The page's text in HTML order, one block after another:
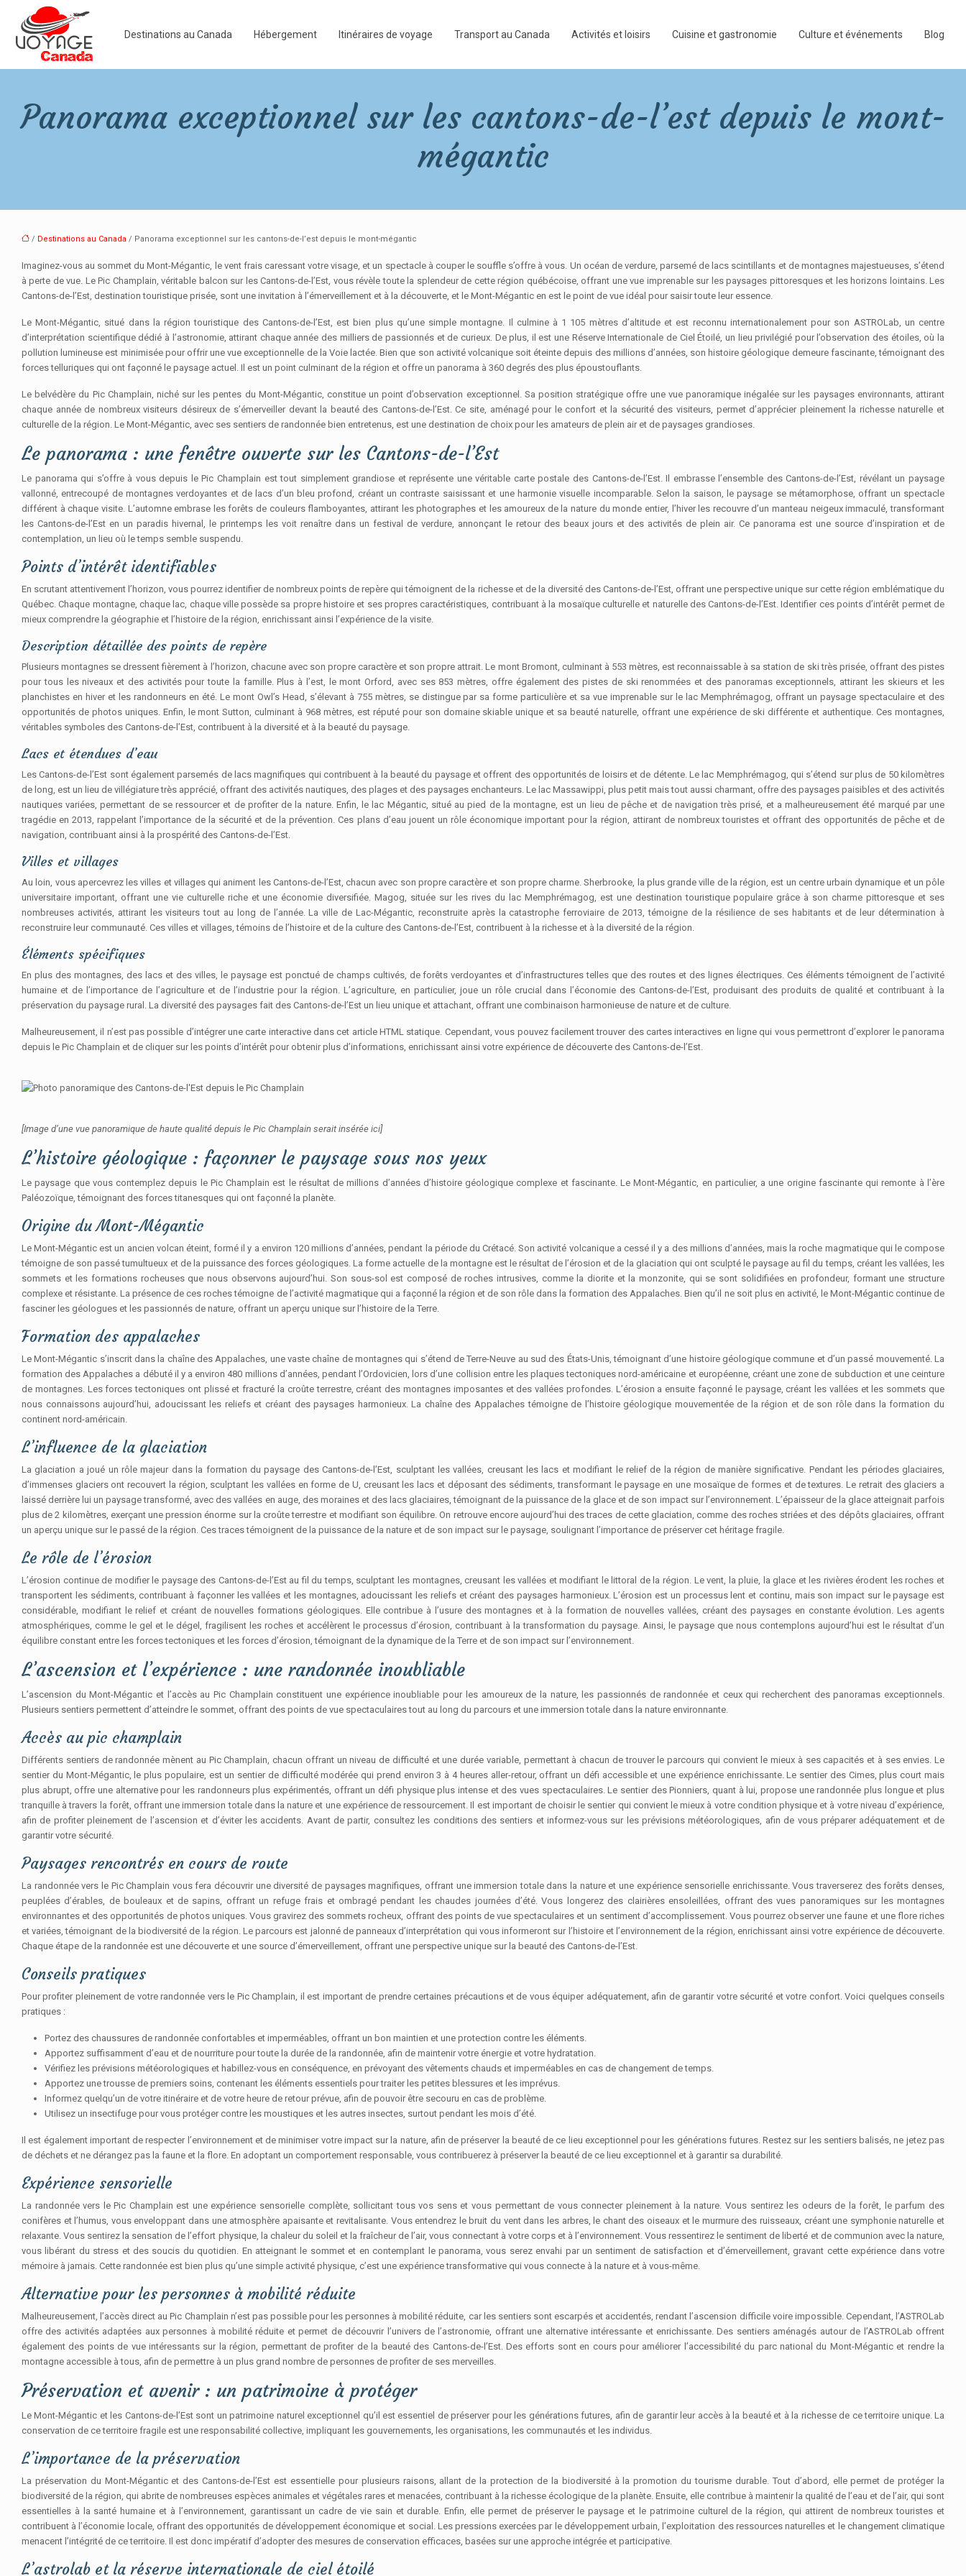
Destinations au Canada Hébergement Itinéraires de voyage Transport au Canada Activités et loisirs Cuisine et gastronomie Culture et événements Blog
Panorama exceptionnel sur les cantons-de-l’est depuis le mont-
mégantic
/ Destinations au Canada / Panorama exceptionnel sur les cantons-de-l’est depuis le mont-mégantic
Imaginez-vous au sommet du Mont-Mégantic, le vent frais caressant votre visage, et un spectacle à couper le souffle s’offre à vous. Un océan de verdure, parsemé de lacs scintillants et de montagnes majestueuses, s’étend
à perte de vue. Le Pic Champlain, véritable balcon sur les Cantons-de-l’Est, vous révèle toute la splendeur de cette région québécoise, offrant une vue imprenable sur les paysages pittoresques et les horizons lointains. Les
Cantons-de-l’Est, destination touristique prisée, sont une invitation à l’émerveillement et à la découverte, et le Mont-Mégantic en est le point de vue idéal pour saisir toute leur essence.
Le Mont-Mégantic, situé dans la région touristique des Cantons-de-l’Est, est bien plus qu’une simple montagne. Il culmine à 1 105 mètres d’altitude et est reconnu internationalement pour son ASTROLab, un centre
d’interprétation scientifique dédié à l’astronomie, attirant chaque année des milliers de passionnés et de curieux. De plus, il est une Réserve Internationale de Ciel Étoilé, un lieu privilégié pour l’observation des étoiles, où la
pollution lumineuse est minimisée pour offrir une vue exceptionnelle de la Voie lactée. Bien que son activité volcanique soit éteinte depuis des millions d’années, son histoire géologique demeure fascinante, témoignant des
forces telluriques qui ont façonné le paysage actuel. Il est un point culminant de la région et offre un panorama à 360 degrés des plus époustouflants.
Le belvédère du Pic Champlain, niché sur les pentes du Mont-Mégantic, constitue un point d’observation exceptionnel. Sa position stratégique offre une vue panoramique inégalée sur les paysages environnants, attirant
chaque année de nombreux visiteurs désireux de s’émerveiller devant la beauté des Cantons-de-l’Est. Ce site, aménagé pour le confort et la sécurité des visiteurs, permet d’apprécier pleinement la richesse naturelle et
culturelle de la région. Le Mont-Mégantic, avec ses sentiers de randonnée bien entretenus, est une destination de choix pour les amateurs de plein air et de paysages grandioses.
Le panorama : une fenêtre ouverte sur les Cantons-de-l’Est
Le panorama qui s’offre à vous depuis le Pic Champlain est tout simplement grandiose et représente une véritable carte postale des Cantons-de-l’Est. Il embrasse l’ensemble des Cantons-de-l’Est, révélant un paysage
vallonné, entrecoupé de montagnes verdoyantes et de lacs d’un bleu profond, créant un contraste saisissant et une harmonie visuelle incomparable. Selon la saison, le paysage se métamorphose, offrant un spectacle
différent à chaque visite. L’automne embrase les forêts de couleurs flamboyantes, attirant les photographes et les amoureux de la nature du monde entier, l’hiver les recouvre d’un manteau neigeux immaculé, transformant
les Cantons-de-l’Est en un paradis hivernal, le printemps les voit renaître dans un festival de verdure, annonçant le retour des beaux jours et des activités de plein air. Ce panorama est une source d’inspiration et de
contemplation, un lieu où le temps semble suspendu.
Points d’intérêt identifiables
En scrutant attentivement l’horizon, vous pourrez identifier de nombreux points de repère qui témoignent de la richesse et de la diversité des Cantons-de-l’Est, offrant une perspective unique sur cette région emblématique du
Québec. Chaque montagne, chaque lac, chaque ville possède sa propre histoire et ses propres caractéristiques, contribuant à la mosaïque culturelle et naturelle des Cantons-de-l’Est. Identifier ces points d’intérêt permet de
mieux comprendre la géographie et l’histoire de la région, enrichissant ainsi l’expérience de la visite.
Description détaillée des points de repère
Plusieurs montagnes se dressent fièrement à l’horizon, chacune avec son propre caractère et son propre attrait. Le mont Bromont, culminant à 553 mètres, est reconnaissable à sa station de ski très prisée, offrant des pistes
pour tous les niveaux et des activités pour toute la famille. Plus à l’est, le mont Orford, avec ses 853 mètres, offre également des pistes de ski renommées et des panoramas exceptionnels, attirant les skieurs et les
planchistes en hiver et les randonneurs en été. Le mont Owl’s Head, s’élevant à 755 mètres, se distingue par sa forme particulière et sa vue imprenable sur le lac Memphrémagog, offrant un paysage spectaculaire et des
opportunités de photos uniques. Enfin, le mont Sutton, culminant à 968 mètres, est réputé pour son domaine skiable unique et sa beauté naturelle, offrant une expérience de ski différente et authentique. Ces montagnes,
véritables symboles des Cantons-de-l’Est, contribuent à la diversité et à la beauté du paysage.
Lacs et étendues d’eau
Les Cantons-de-l’Est sont également parsemés de lacs magnifiques qui contribuent à la beauté du paysage et offrent des opportunités de loisirs et de détente. Le lac Memphrémagog, qui s’étend sur plus de 50 kilomètres
de long, est un lieu de villégiature très apprécié, offrant des activités nautiques, des plages et des paysages enchanteurs. Le lac Massawippi, plus petit mais tout aussi charmant, offre des paysages paisibles et des activités
nautiques variées, permettant de se ressourcer et de profiter de la nature. Enfin, le lac Mégantic, situé au pied de la montagne, est un lieu de pêche et de navigation très prisé, et a malheureusement été marqué par une
tragédie en 2013, rappelant l’importance de la sécurité et de la prévention. Ces plans d’eau jouent un rôle économique important pour la région, attirant de nombreux touristes et offrant des opportunités de pêche et de
navigation, contribuant ainsi à la prospérité des Cantons-de-l’Est.
Villes et villages
Au loin, vous apercevrez les villes et villages qui animent les Cantons-de-l’Est, chacun avec son propre caractère et son propre charme. Sherbrooke, la plus grande ville de la région, est un centre urbain dynamique et un pôle
universitaire important, offrant une vie culturelle riche et une économie diversifiée. Magog, située sur les rives du lac Memphrémagog, est une destination touristique populaire grâce à son charme pittoresque et ses
nombreuses activités, attirant les visiteurs tout au long de l’année. La ville de Lac-Mégantic, reconstruite après la catastrophe ferroviaire de 2013, témoigne de la résilience de ses habitants et de leur détermination à
reconstruire leur communauté. Ces villes et villages, témoins de l’histoire et de la culture des Cantons-de-l’Est, contribuent à la richesse et à la diversité de la région.
Éléments spécifiques
En plus des montagnes, des lacs et des villes, le paysage est ponctué de champs cultivés, de forêts verdoyantes et d’infrastructures telles que des routes et des lignes électriques. Ces éléments témoignent de l’activité
humaine et de l’importance de l’agriculture et de l’industrie pour la région. L’agriculture, en particulier, joue un rôle crucial dans l’économie des Cantons-de-l’Est, produisant des produits de qualité et contribuant à la
préservation du paysage rural. La diversité des paysages fait des Cantons-de-l’Est un lieu unique et attachant, offrant une combinaison harmonieuse de nature et de culture.
Malheureusement, il n’est pas possible d’intégrer une carte interactive dans cet article HTML statique. Cependant, vous pouvez facilement trouver des cartes interactives en ligne qui vous permettront d’explorer le panorama
depuis le Pic Champlain et de cliquer sur les points d’intérêt pour obtenir plus d’informations, enrichissant ainsi votre expérience de découverte des Cantons-de-l’Est.
[Image d’une vue panoramique de haute qualité depuis le Pic Champlain serait insérée ici]
L’histoire géologique : façonner le paysage sous nos yeux
Le paysage que vous contemplez depuis le Pic Champlain est le résultat de millions d’années d’histoire géologique complexe et fascinante. Le Mont-Mégantic, en particulier, a une origine fascinante qui remonte à l’ère
Paléozoïque, témoignant des forces titanesques qui ont façonné la planète.
Origine du Mont-Mégantic
Le Mont-Mégantic est un ancien volcan éteint, formé il y a environ 120 millions d’années, pendant la période du Crétacé. Son activité volcanique a cessé il y a des millions d’années, mais la roche magmatique qui le compose
témoigne de son passé tumultueux et de la puissance des forces géologiques. La forme actuelle de la montagne est le résultat de l’érosion et de la glaciation qui ont sculpté le paysage au fil du temps, créant les vallées, les
sommets et les formations rocheuses que nous observons aujourd’hui. Son sous-sol est composé de roches intrusives, comme la diorite et la monzonite, qui se sont solidifiées en profondeur, formant une structure
complexe et résistante. La présence de ces roches témoigne de l’activité magmatique qui a façonné la région et de son rôle dans la formation des Appalaches. Bien qu’il ne soit plus en activité, le Mont-Mégantic continue de
fasciner les géologues et les passionnés de nature, offrant un aperçu unique sur l’histoire de la Terre.
Formation des appalaches
Le Mont-Mégantic s’inscrit dans la chaîne des Appalaches, une vaste chaîne de montagnes qui s’étend de Terre-Neuve au sud des États-Unis, témoignant d’une histoire géologique commune et d’un passé mouvementé. La
formation des Appalaches a débuté il y a environ 480 millions d’années, pendant l’Ordovicien, lors d’une collision entre les plaques tectoniques nord-américaine et européenne, créant une zone de subduction et une ceinture
de montagnes. Les forces tectoniques ont plissé et fracturé la croûte terrestre, créant des montagnes imposantes et des vallées profondes. L’érosion a ensuite façonné le paysage, créant les vallées et les sommets que
nous connaissons aujourd’hui, adoucissant les reliefs et créant des paysages harmonieux. La chaîne des Appalaches témoigne de l’histoire géologique mouvementée de la région et de son rôle dans la formation du
continent nord-américain.
L’influence de la glaciation
La glaciation a joué un rôle majeur dans la formation du paysage des Cantons-de-l’Est, sculptant les vallées, creusant les lacs et modifiant le relief de la région de manière significative. Pendant les périodes glaciaires,
d’immenses glaciers ont recouvert la région, sculptant les vallées en forme de U, creusant les lacs et déposant des sédiments, transformant le paysage en une mosaïque de formes et de textures. Le retrait des glaciers a
laissé derrière lui un paysage transformé, avec des vallées en auge, des moraines et des lacs glaciaires, témoignant de la puissance de la glace et de son impact sur l’environnement. L’épaisseur de la glace atteignait parfois
plus de 2 kilomètres, exerçant une pression énorme sur la croûte terrestre et modifiant son équilibre. On retrouve encore aujourd’hui des traces de cette glaciation, comme des roches striées et des dépôts glaciaires, offrant
un aperçu unique sur le passé de la région. Ces traces témoignent de la puissance de la nature et de son impact sur le paysage, soulignant l’importance de préserver cet héritage fragile.
Le rôle de l’érosion
L’érosion continue de modifier le paysage des Cantons-de-l’Est au fil du temps, sculptant les montagnes, creusant les vallées et modifiant le littoral de la région. Le vent, la pluie, la glace et les rivières érodent les roches et
transportent les sédiments, contribuant à façonner les vallées et les montagnes, adoucissant les reliefs et créant des paysages harmonieux. L’érosion est un processus lent et continu, mais son impact sur le paysage est
considérable, modifiant le relief et créant de nouvelles formations géologiques. Elle contribue à l’usure des montagnes et à la formation de nouvelles vallées, créant des paysages en constante évolution. Les agents
atmosphériques, comme le gel et le dégel, fragilisent les roches et accélèrent le processus d’érosion, contribuant à la transformation du paysage. Ainsi, le paysage que nous contemplons aujourd’hui est le résultat d’un
équilibre constant entre les forces tectoniques et les forces d’érosion, témoignant de la dynamique de la Terre et de son impact sur l’environnement.
L’ascension et l’expérience : une randonnée inoubliable
L’ascension du Mont-Mégantic et l’accès au Pic Champlain constituent une expérience inoubliable pour les amoureux de la nature, les passionnés de randonnée et ceux qui recherchent des panoramas exceptionnels.
Plusieurs sentiers permettent d’atteindre le sommet, offrant des points de vue spectaculaires tout au long du parcours et une immersion totale dans la nature environnante.
Accès au pic champlain
Différents sentiers de randonnée mènent au Pic Champlain, chacun offrant un niveau de difficulté et une durée variable, permettant à chacun de trouver le parcours qui convient le mieux à ses capacités et à ses envies. Le
sentier du Mont-Mégantic, le plus populaire, est un sentier de difficulté modérée qui prend environ 3 à 4 heures aller-retour, offrant un défi accessible et une expérience enrichissante. Le sentier des Cimes, plus court mais
plus abrupt, offre une alternative pour les randonneurs plus expérimentés, offrant un défi physique plus intense et des vues spectaculaires. Le sentier des Pionniers, quant à lui, propose une randonnée plus longue et plus
tranquille à travers la forêt, offrant une immersion totale dans la nature et une expérience de ressourcement. Il est important de choisir le sentier qui convient le mieux à votre condition physique et à votre niveau d’expérience,
afin de profiter pleinement de l’ascension et d’éviter les accidents. Avant de partir, consultez les conditions des sentiers et informez-vous sur les prévisions météorologiques, afin de vous préparer adéquatement et de
garantir votre sécurité.
Paysages rencontrés en cours de route
La randonnée vers le Pic Champlain vous fera découvrir une diversité de paysages magnifiques, offrant une immersion totale dans la nature et une expérience sensorielle enrichissante. Vous traverserez des forêts denses,
peuplées d’érables, de bouleaux et de sapins, offrant un refuge frais et ombragé pendant les chaudes journées d’été. Vous longerez des clairières ensoleillées, offrant des vues panoramiques sur les montagnes
environnantes et des opportunités de photos uniques. Vous gravirez des sommets rocheux, offrant des points de vue spectaculaires et un sentiment d’accomplissement. Vous pourrez observer une faune et une flore riches
et variées, témoignant de la biodiversité de la région. Le parcours est jalonné de panneaux d’interprétation qui vous informeront sur l’histoire et l’environnement de la région, enrichissant ainsi votre expérience de découverte.
Chaque étape de la randonnée est une découverte et une source d’émerveillement, offrant une perspective unique sur la beauté des Cantons-de-l’Est.
Conseils pratiques
Pour profiter pleinement de votre randonnée vers le Pic Champlain, il est important de prendre certaines précautions et de vous équiper adéquatement, afin de garantir votre sécurité et votre confort. Voici quelques conseils
pratiques :
Portez des chaussures de randonnée confortables et imperméables, offrant un bon maintien et une protection contre les éléments.
Apportez suffisamment d’eau et de nourriture pour toute la durée de la randonnée, afin de maintenir votre énergie et votre hydratation.
Vérifiez les prévisions météorologiques et habillez-vous en conséquence, en prévoyant des vêtements chauds et imperméables en cas de changement de temps.
Apportez une trousse de premiers soins, contenant les éléments essentiels pour traiter les petites blessures et les imprévus.
Informez quelqu’un de votre itinéraire et de votre heure de retour prévue, afin de pouvoir être secouru en cas de problème.
Utilisez un insectifuge pour vous protéger contre les moustiques et les autres insectes, surtout pendant les mois d’été.
Il est également important de respecter l’environnement et de minimiser votre impact sur la nature, afin de préserver la beauté de ce lieu exceptionnel pour les générations futures. Restez sur les sentiers balisés, ne jetez pas
de déchets et ne dérangez pas la faune et la flore. En adoptant un comportement responsable, vous contribuerez à préserver la beauté de ce lieu exceptionnel et à garantir sa durabilité.
Expérience sensorielle
La randonnée vers le Pic Champlain est une expérience sensorielle complète, sollicitant tous vos sens et vous permettant de vous connecter pleinement à la nature. Vous sentirez les odeurs de la forêt, le parfum des
conifères et l’humus, vous enveloppant dans une atmosphère apaisante et revitalisante. Vous entendrez le bruit du vent dans les arbres, le chant des oiseaux et le murmure des ruisseaux, créant une symphonie naturelle et
relaxante. Vous sentirez la sensation de l’effort physique, la chaleur du soleil et la fraîcheur de l’air, vous connectant à votre corps et à l’environnement. Vous ressentirez le sentiment de liberté et de communion avec la nature,
vous libérant du stress et des soucis du quotidien. En atteignant le sommet et en contemplant le panorama, vous serez envahi par un sentiment de satisfaction et d’émerveillement, gravant cette expérience dans votre
mémoire à jamais. Cette randonnée est bien plus qu’une simple activité physique, c’est une expérience transformative qui vous connecte à la nature et à vous-même.
Alternative pour les personnes à mobilité réduite
Malheureusement, l’accès direct au Pic Champlain n’est pas possible pour les personnes à mobilité réduite, car les sentiers sont escarpés et accidentés, rendant l’ascension difficile voire impossible. Cependant, l’ASTROLab
offre des activités adaptées aux personnes à mobilité réduite et permet de découvrir l’univers de l’astronomie, offrant une alternative intéressante et enrichissante. Des sentiers aménagés autour de l’ASTROLab offrent
également des points de vue intéressants sur la région, permettant de profiter de la beauté des Cantons-de-l’Est. Des efforts sont en cours pour améliorer l’accessibilité du parc national du Mont-Mégantic et rendre la
montagne accessible à tous, afin de permettre à un plus grand nombre de personnes de profiter de ses merveilles.
Préservation et avenir : un patrimoine à protéger
Le Mont-Mégantic et les Cantons-de-l’Est sont un patrimoine naturel exceptionnel qu’il est essentiel de préserver pour les générations futures, afin de garantir leur accès à la beauté et à la richesse de ce territoire unique. La
conservation de ce territoire fragile est une responsabilité collective, impliquant les gouvernements, les organisations, les communautés et les individus.
L’importance de la préservation
La préservation du Mont-Mégantic et des Cantons-de-l’Est est essentielle pour plusieurs raisons, allant de la protection de la biodiversité à la promotion du tourisme durable. Tout d’abord, elle permet de protéger la
biodiversité de la région, qui abrite de nombreuses espèces animales et végétales rares et menacées, contribuant à la richesse écologique de la planète. Ensuite, elle contribue à maintenir la qualité de l’eau et de l’air, qui sont
essentielles à la santé humaine et à l’environnement, garantissant un cadre de vie sain et durable. Enfin, elle permet de préserver le paysage et le patrimoine culturel de la région, qui attirent de nombreux touristes et
contribuent à l’économie locale, offrant des opportunités de développement économique et social. Les pressions exercées par le développement urbain, l’exploitation des ressources naturelles et le changement climatique
menacent l’intégrité de ce territoire. Il est donc impératif d’adopter des mesures de conservation efficaces, basées sur une approche intégrée et participative.
L’astrolab et la réserve internationale de ciel étoilé